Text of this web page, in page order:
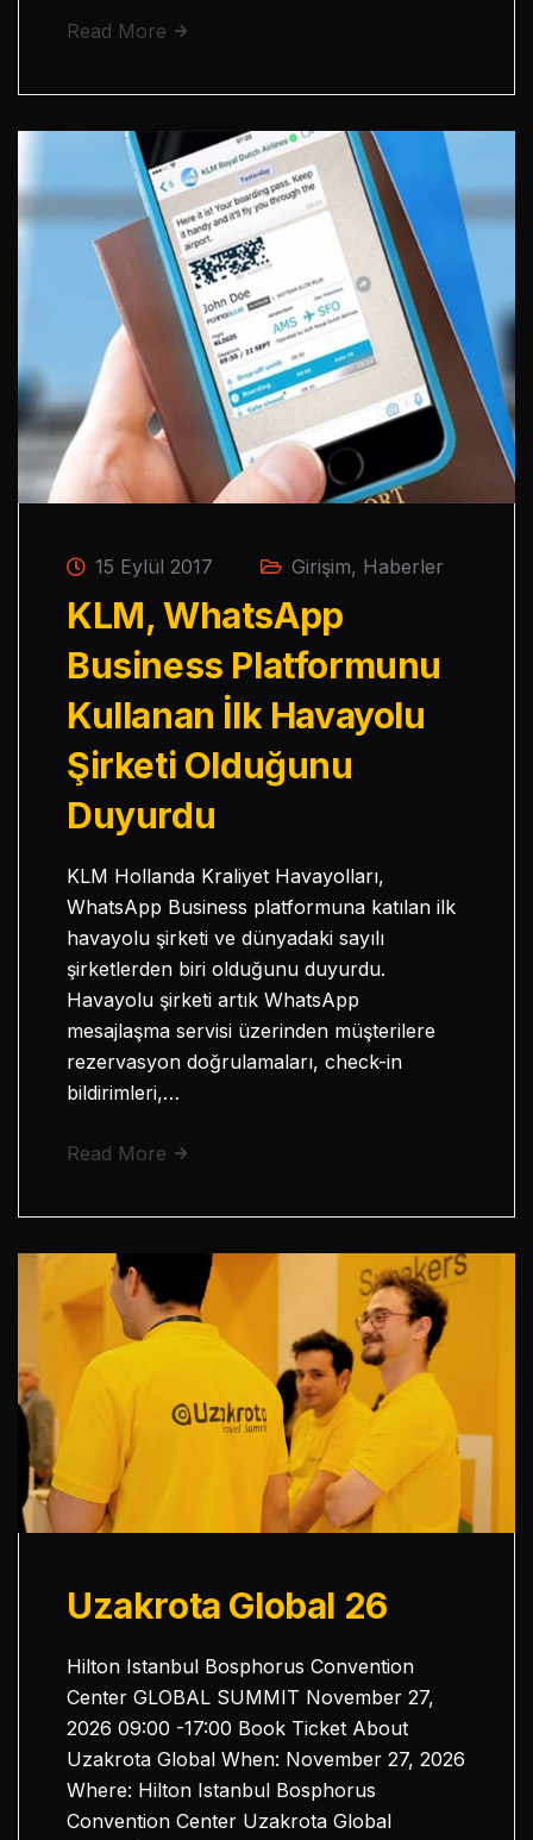
Read More
15 Eylül 2017 Girişim, Haberler
KLM, WhatsApp
Business Platformunu
Kullanan İlk Havayolu
Şirketi Olduğunu
Duyurdu
KLM Hollanda Kraliyet Havayolları,
WhatsApp Business platformuna katılan ilk
havayolu şirketi ve dünyadaki sayılı
şirketlerden biri olduğunu duyurdu.
Havayolu şirketi artık WhatsApp
mesajlaşma servisi üzerinden müşterilere
rezervasyon doğrulamaları, check-in
bildirimleri,…
Read More
Uzakrota Global 26
Hilton Istanbul Bosphorus Convention
Center GLOBAL SUMMIT November 27,
2026 09:00 -17:00 Book Ticket About
Uzakrota Global When: November 27, 2026
Where: Hilton Istanbul Bosphorus
Convention Center Uzakrota Global